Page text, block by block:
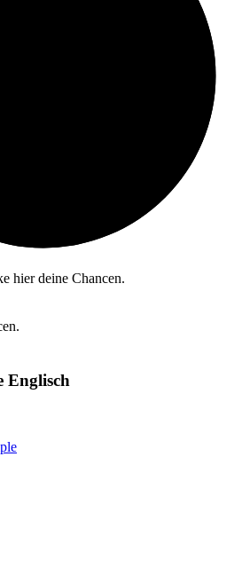
hier deine Chancen.
Englisch